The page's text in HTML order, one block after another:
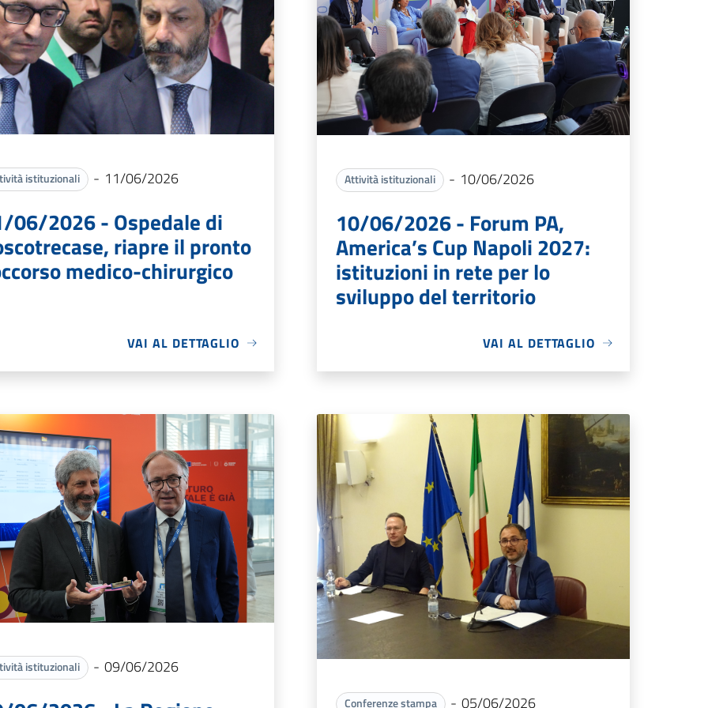
istituzionali - 11/06/2026
06/2026 - Ospedale di
riapre il pronto
medico-chirurgico
VAI AL DETTAGLIO
Attività istituzionali - 10/06/2026
10/06/2026 - Forum PA,
America’s Cup Napoli 2027:
istituzioni in rete per lo
sviluppo del territorio
VAI AL DETTAGLIO
istituzionali - 09/06/2026
Conferenze stampa - 05/06/2026